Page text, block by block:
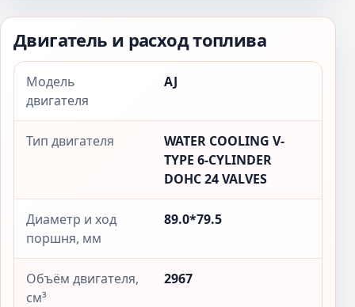
Двигатель и расход топлива
Модель
двигателя
AJ
Тип двигателя
WATER COOLING V-
TYPE 6-CYLINDER
DOHC 24 VALVES
Диаметр и ход
поршня, мм
89.0*79.5
Объём двигателя,
см³
2967